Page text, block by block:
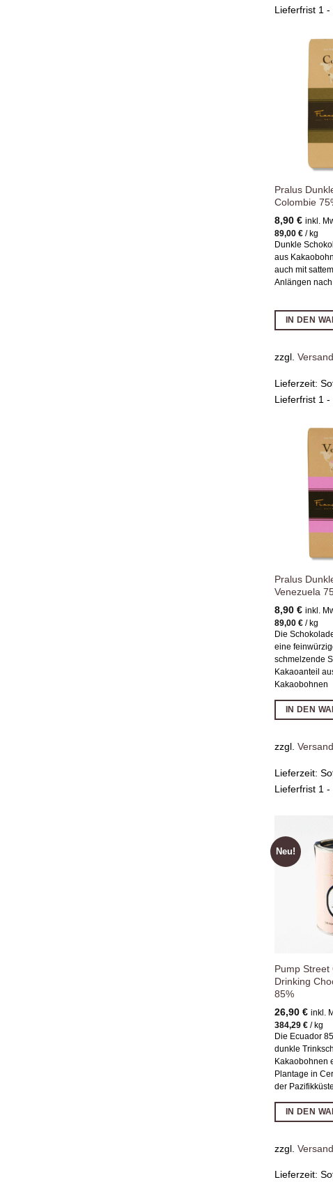
Lieferfrist 1 -
Pralus
Colombie
8,90€ inkl.
89,00€ / kg
Dunkle
aus
auch mit
Anlängen nach
IN DEN
zzgl.
Lieferzeit:
Lieferfrist 1 -
Pralus
Venezuela
8,90€ inkl.
89,00€ / kg
Die
eine
schmelzende
Kakaoanteil
Kakaobohnen
IN DEN
zzgl.
Lieferzeit:
Lieferfrist 1 -
Neu!
Pump Street
Drinking
85%
26,90€ inkl.
384,29€ / kg
Die Ecuador
dunkle
Kakaobohnen
Plantage in
der
IN DEN
zzgl.
Lieferzeit: